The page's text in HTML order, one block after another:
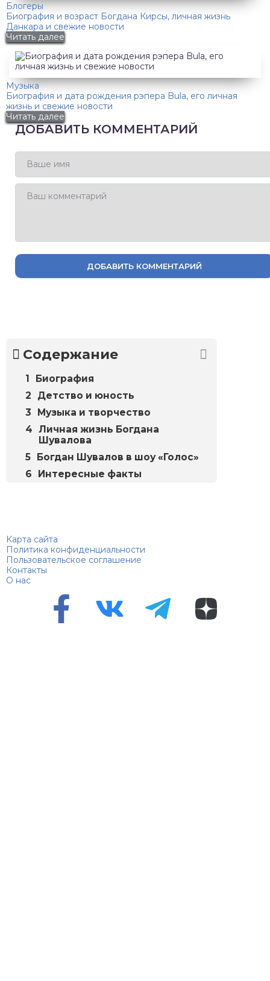
Блогеры
Биография и возраст Богдана Кирсы, личная жизнь
Данкара и свежие новости
Читать далее
Музыка
Биография и дата рождения рэпера Bula, его личная
жизнь и свежие новости
Читать далее
ДОБАВИТЬ КОММЕНТАРИЙ
ДОБАВИТЬ КОММЕНТАРИЙ
Содержание
Биография
Детство и юность
Музыка и творчество
Личная жизнь Богдана
Шувалова
Богдан Шувалов в шоу «Голос»
Интересные факты
Карта сайта
Политика конфиденциальности
Пользовательское соглашение
Контакты
О нас